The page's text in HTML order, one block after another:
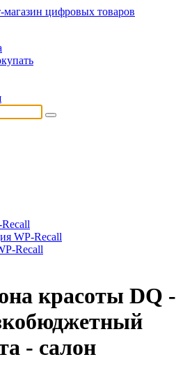
WP-Recall
Recall
красоты DQ -
- салон